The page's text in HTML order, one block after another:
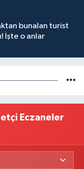
bunalan turist
İşte o anlar
Eczaneler